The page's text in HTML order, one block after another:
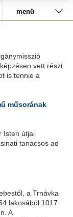
menü
vett részt
is tennie a
műsorának
Isten útjai
tanácsos ad
a Trnávka
lakosából 1017
A